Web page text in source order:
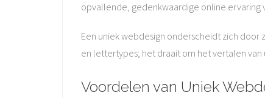
opvallende, gedenkwaardige online ervaring
Een uniek webdesign onderscheidt zich
en lettertypes; het draait om het vertalen
Voordelen van Uniek